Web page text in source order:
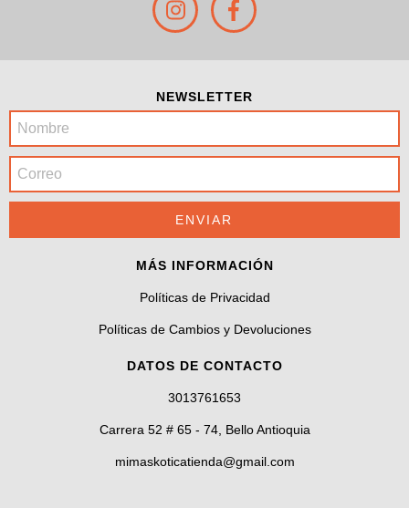
NEWSLETTER
MÁS INFORMACIÓN
Políticas de Privacidad
Políticas de Cambios y Devoluciones
DATOS DE CONTACTO
3013761653
Carrera 52 # 65 - 74, Bello Antioquia
mimaskoticatienda@gmail.com